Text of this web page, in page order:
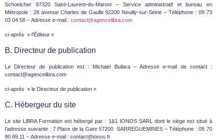
Schoelcher 97320 Saint-Laurent-du-Maroni – Service administratif et bureau en
Métropole : 28 avenue Charles de Gaulle 92200 Neuilly-sur-Seine – Téléphone : 09 73
03 04 58 – Adresse e-mail : contact@agencelibra.com
ci-après » l’Éditeur «
B. Directeur de publication
Le Directeur de publication est : Michael Bullara – Adresse e-mail de contact :
contact@agencelibra.com
ci-après » le Directeur de publication «
C. Hébergeur du site
Le site LiBRA Formation est hébergé par : 1&1 IONOS SARL dont le siège est situé à
l’adresse suivante : 7 Place de la Gare 57200 SARREGUEMINES – Téléphone : 09 70
80 89 11 – Adresse e-mail : contact@ionos.fr.